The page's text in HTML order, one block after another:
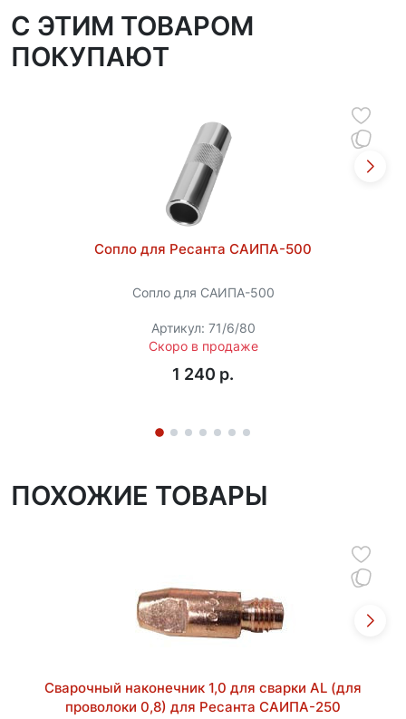
C ЭТИМ ТОВАРОМ
ПОКУПАЮТ
Сопло для Ресанта САИПА-500
Сопло для САИПА-500
Артикул: 71/6/80
Скоро в продаже
1 240 p.
ПОХОЖИЕ ТОВАРЫ
Сварочный наконечник 1,0 для сварки AL (для
проволоки 0,8) для Ресанта САИПА-250